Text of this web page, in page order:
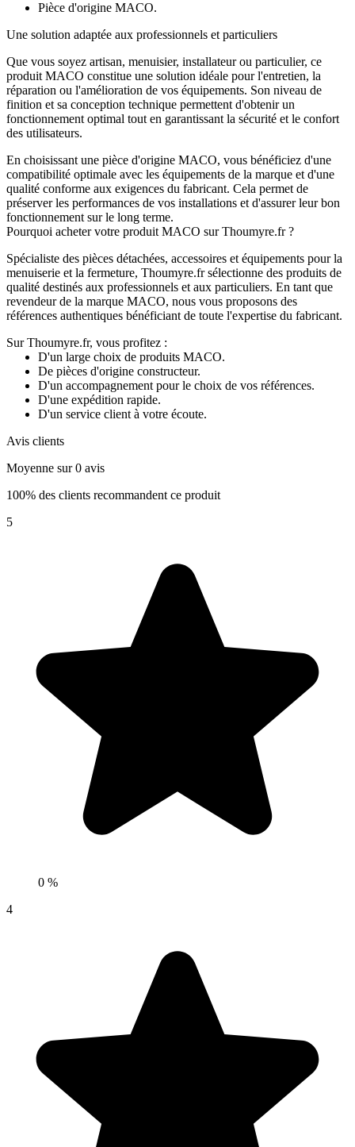
Pièce d'origine MACO.
Une solution adaptée aux professionnels et particuliers
Que vous soyez artisan, menuisier, installateur ou particulier, ce
produit MACO constitue une solution idéale pour l'entretien, la
réparation ou l'amélioration de vos équipements. Son niveau de
finition et sa conception technique permettent d'obtenir un
fonctionnement optimal tout en garantissant la sécurité et le confort
des utilisateurs.
En choisissant une pièce d'origine MACO, vous bénéficiez d'une
compatibilité optimale avec les équipements de la marque et d'une
qualité conforme aux exigences du fabricant. Cela permet de
préserver les performances de vos installations et d'assurer leur bon
fonctionnement sur le long terme.
Pourquoi acheter votre produit MACO sur Thoumyre.fr ?
Spécialiste des pièces détachées, accessoires et équipements pour la
menuiserie et la fermeture, Thoumyre.fr sélectionne des produits de
qualité destinés aux professionnels et aux particuliers. En tant que
revendeur de la marque MACO, nous vous proposons des
références authentiques bénéficiant de toute l'expertise du fabricant.
Sur Thoumyre.fr, vous profitez :
D'un large choix de produits MACO.
De pièces d'origine constructeur.
D'un accompagnement pour le choix de vos références.
D'une expédition rapide.
D'un service client à votre écoute.
Avis clients
Moyenne sur 0 avis
100% des clients recommandent ce produit
5
0 %
4